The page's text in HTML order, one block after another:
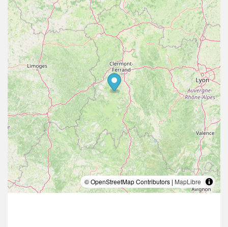
© OpenStreetMap Contributors | MapLibre